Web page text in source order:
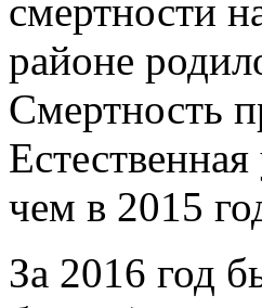
смертности
районе
Смертность
чем в 2015
За 2016 год